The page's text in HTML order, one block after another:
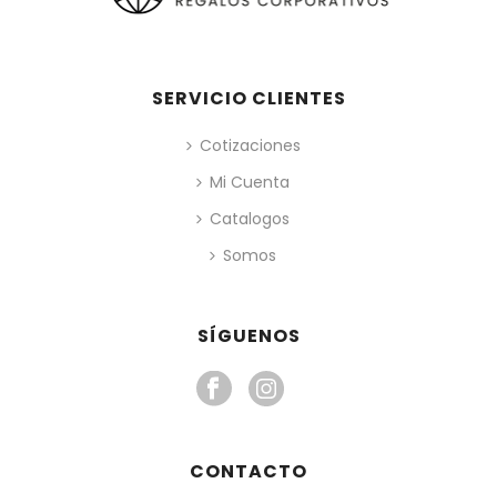
SERVICIO CLIENTES
Cotizaciones
Mi Cuenta
Catalogos
Somos
SÍGUENOS
CONTACTO